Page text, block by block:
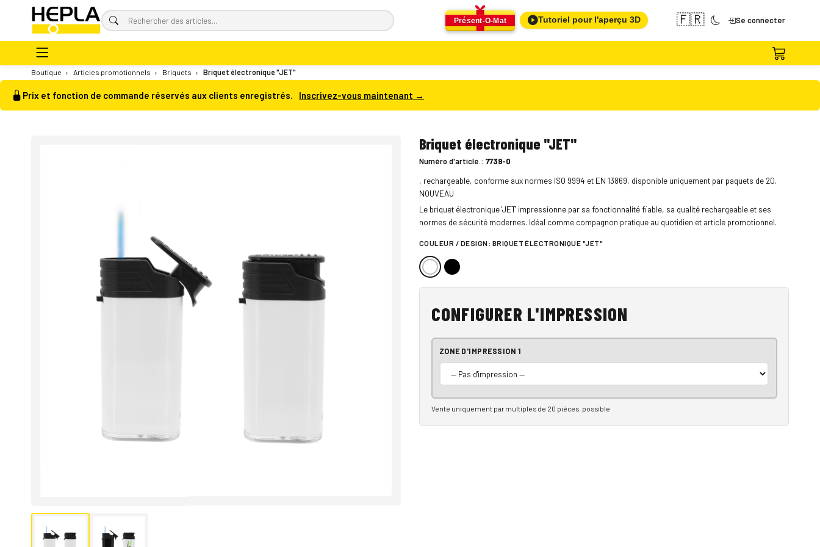
Présent-O-Mat Tutoriel pour l'aperçu 3D 🇫🇷 Se connecter
Boutique › Articles promotionnels › Briquets › Briquet électronique "JET"
Prix et fonction de commande réservés aux clients enregistrés. Inscrivez-vous maintenant →
Briquet électronique "JET"
Numéro d'article.: 7739-0
, rechargeable, conforme aux normes ISO 9994 et EN 13869, disponible uniquement par paquets de 20.
NOUVEAU
Le briquet électronique 'JET' impressionne par sa fonctionnalité fiable, sa qualité rechargeable et ses
normes de sécurité modernes. Idéal comme compagnon pratique au quotidien et article promotionnel.
COULEUR / DESIGN: BRIQUET ÉLECTRONIQUE "JET"
CONFIGURER L'IMPRESSION
ZONE D'IMPRESSION 1
Vente uniquement par multiples de 20 pièces. possible